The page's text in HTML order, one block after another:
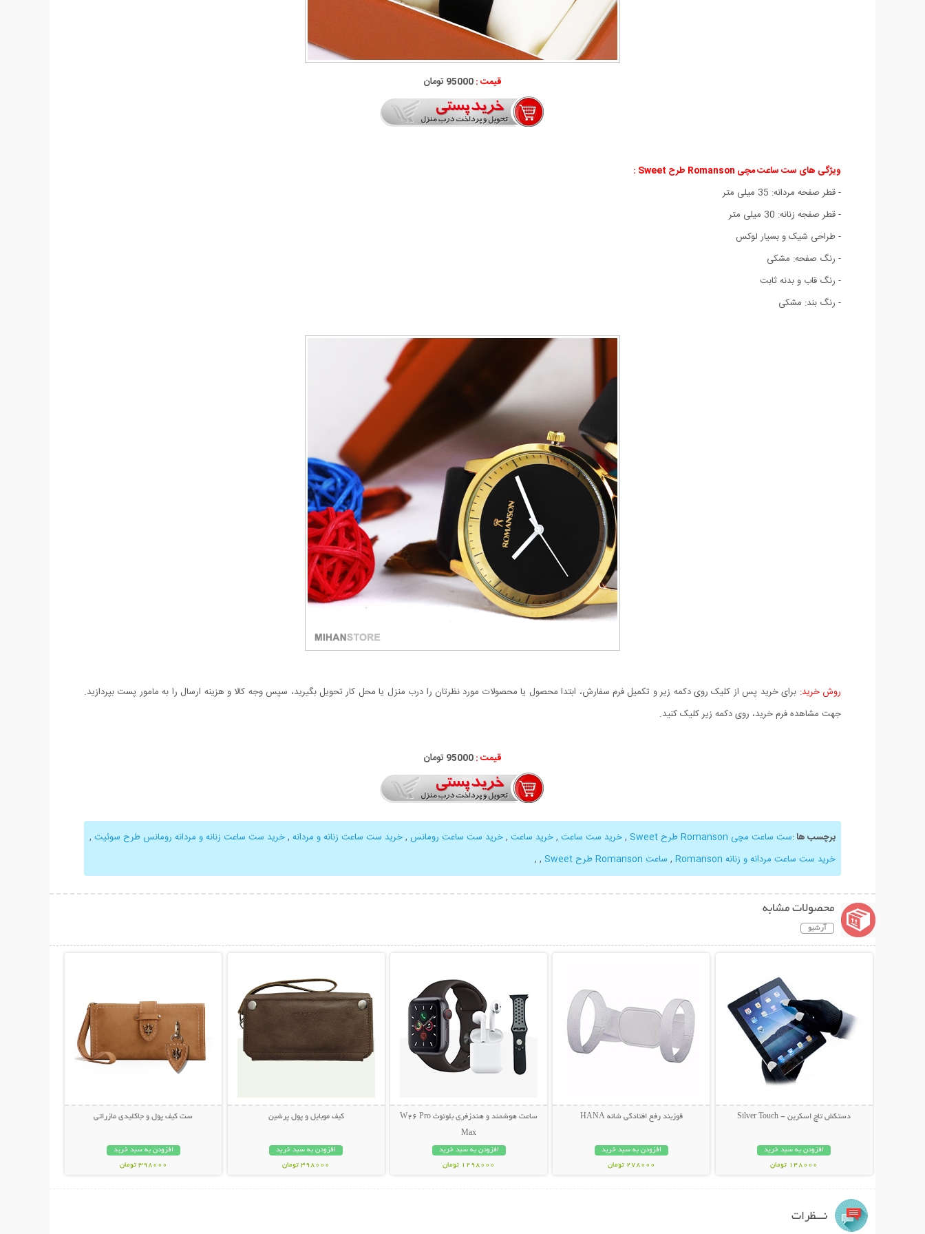
قیمت :95000 تومان
ویژگی های ست ساعت مچی Romanson طرح Sweet :
- قطر صفحه مردانه: 35 میلی متر
- قطر صفجه زنانه: 30 میلی متر
- طراحی شیک و بسیار لوکس
- رنگ صفحه: مشکی
- رنگ قاب و بدنه ثابت
- رنگ بند: مشکی
روش خرید: برای خرید پس از کلیک روی دکمه زیر و تکمیل فرم سفارش، ابتدا محصول یا محصولات مورد نظرتان را درب منزل یا محل کار تحویل بگیرید، سپس وجه کالا و هزینه ارسال را به مامور پست بپردازید.
جهت مشاهده فرم خرید، روی دکمه زیر کلیک کنید.
قیمت : 95000 تومان
برچسب ها:ست ساعت مچی Romanson طرح Sweet ,خرید ست ساعت ,خرید ساعت ,خرید ست ساعت رومانس ,خرید ست ساعت زنانه و مردانه ,خرید ست ساعت زنانه و مردانه رومانس طرح سوئیت ,
خرید ست ساعت مردانه و زنانه Romanson
, ساعت Romanson طرح Sweet ,
,
محصولات مشابه
آرشیو
دستکش تاچ اسکرین - Silver Touch
افزودن به سبد خرید
148000 تومان
قوزبند رفع افتادگی شانه HANA
افزودن به سبد خرید
278000 تومان
ساعت هوشمند و هندزفری بلوتوث W26 Pro
Max
افزودن به سبد خرید
1298000 تومان
کیف موبایل و پول پرشین
افزودن به سبد خرید
398000 تومان
ست کیف پول و جاکلیدی مازراتی
افزودن به سبد خرید
398000 تومان
نـــظرات